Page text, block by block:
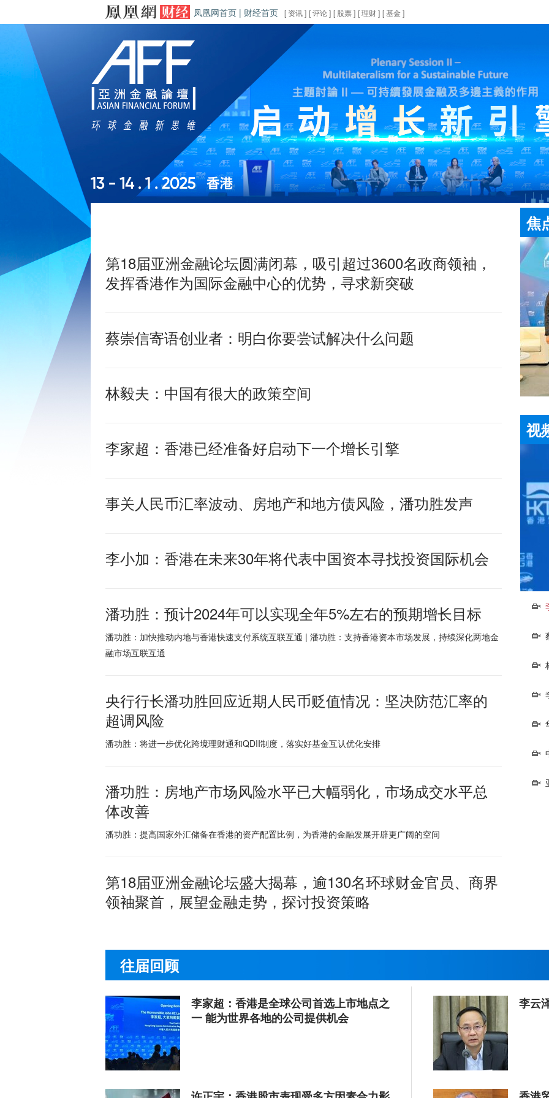
凤凰网首页 | 财经首页 [ 资讯] [评论] [ 股票] [理财] [基金 ]
第18届亚洲金融论坛圆满闭幕，吸引超过3600名政商领袖，
发挥香港作为国际金融中心的优势，寻求新突破
蔡崇信寄语创业者：明白你要尝试解决什么问题
林毅夫：中国有很大的政策空间
李家超：香港已经准备好启动下一个增长引擎
事关人民币汇率波动、房地产和地方债风险，潘功胜发声
李小加：香港在未来30年将代表中国资本寻找投资国际机会
潘功胜：预计2024年可以实现全年5%左右的预期增长目标
潘功胜：加快推动内地与香港快速支付系统互联互通 | 潘功胜：支持香港资本市场发展，持续深化两地金
融市场互联互通
央行行长潘功胜回应近期人民币贬值情况：坚决防范汇率的
超调风险
潘功胜：将进一步优化跨境理财通和QDII制度，落实好基金互认优化安排
潘功胜：房地产市场风险水平已大幅弱化，市场成交水平总
体改善
潘功胜：提高国家外汇储备在香港的资产配置比例，为香港的金融发展开辟更广阔的空间
第18届亚洲金融论坛盛大揭幕，逾130名环球财金官员、商界
领袖聚首，展望金融走势，探讨投资策略
焦
视
往届回顾
李家超：香港是全球公司首选上市地点之
一 能为世界各地的公司提供机会
李云